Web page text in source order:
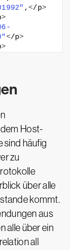
,</p>
>
</p>
>
Host-
sind häufig
zu
über alle
kommt.
aus
alle über ein
all